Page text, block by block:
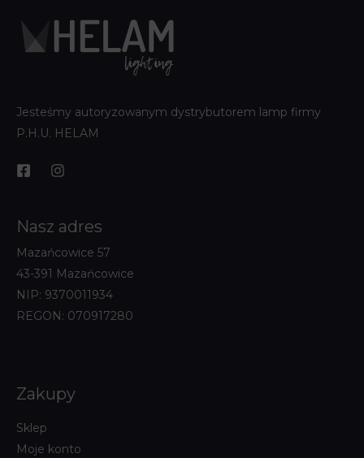
Jesteśmy autoryzowanym dystrybutorem lamp firmy
P.H.U. HELAM
Nasz adres
Mazańcowice 57
43-391 Mazańcowice
NIP: 9370011934
REGON: 070917280
Zakupy
Sklep
Moje konto